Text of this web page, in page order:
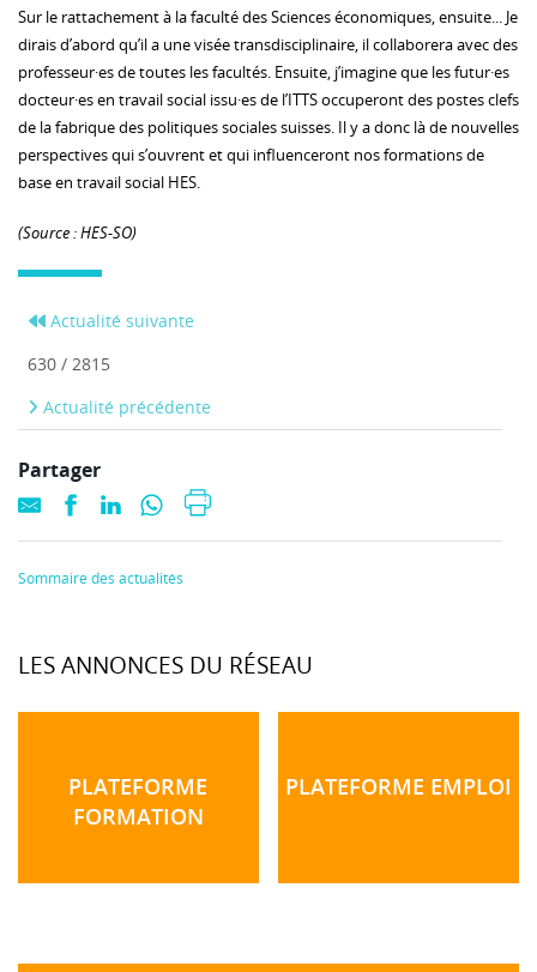
Sur le rattachement à la faculté des Sciences économiques, ensuite... Je
dirais d’abord qu’il a une visée transdisciplinaire, il collaborera avec des
professeur·es de toutes les facultés. Ensuite, j’imagine que les futur·es
docteur·es en travail social issu·es de l’ITTS occuperont des postes clefs
de la fabrique des politiques sociales suisses. Il y a donc là de nouvelles
perspectives qui s’ouvrent et qui influenceront nos formations de
base en travail social HES.
(Source : HES-SO)
Actualité suivante
630 / 2815
Actualité précédente
Partager
Sommaire des actualités
LES ANNONCES DU RÉSEAU
PLATEFORME
FORMATION
PLATEFORME EMPLOI